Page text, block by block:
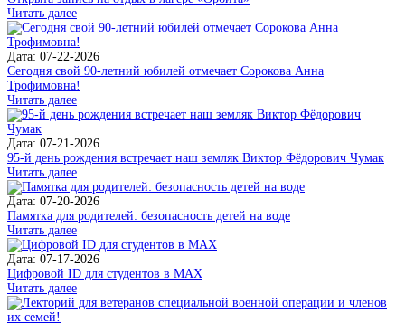
Читать далее
Дата: 07-22-2026
Сегодня свой 90-летний юбилей отмечает Сорокова Анна
Трофимовна!
Читать далее
Дата: 07-21-2026
95-й день рождения встречает наш земляк Виктор Фёдорович Чумак
Читать далее
Дата: 07-20-2026
Памятка для родителей: безопасность детей на воде
Читать далее
Дата: 07-17-2026
Цифровой ID для студентов в MAX
Читать далее